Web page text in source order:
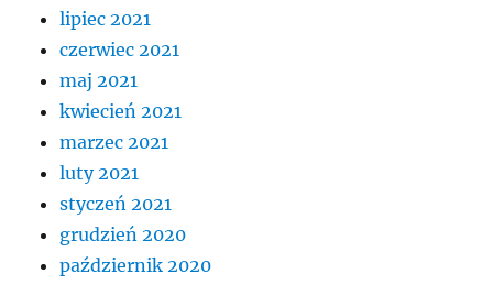
lipiec 2021
czerwiec 2021
maj 2021
kwiecień 2021
marzec 2021
luty 2021
styczeń 2021
grudzień 2020
październik 2020